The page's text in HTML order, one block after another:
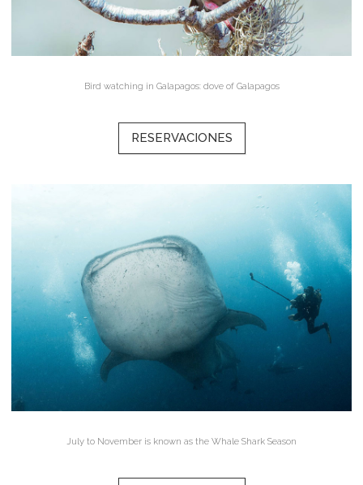
Bird watching in Galapagos: dove of Galapagos
RESERVACIONES
July to November is known as the Whale Shark Season